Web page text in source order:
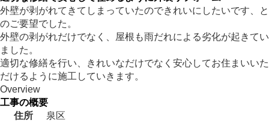
外壁が剥がれてきてしまっていたのできれいにしたいです、と
のご要望でした。
外壁の剥がれだけでなく、屋根も雨だれによる劣化が起きてい
ました。
適切な修繕を行い、きれいなだけでなく安心してお住まいいた
だけるように施工していきます。
Overview
工事の概要
住所
泉区